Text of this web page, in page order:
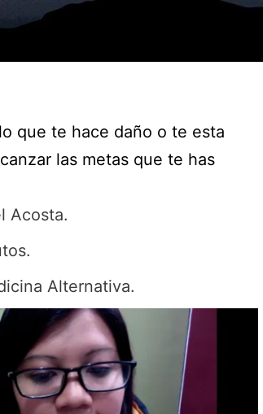
que te hace daño o te esta
las metas que te has
Acosta.
Alternativa.